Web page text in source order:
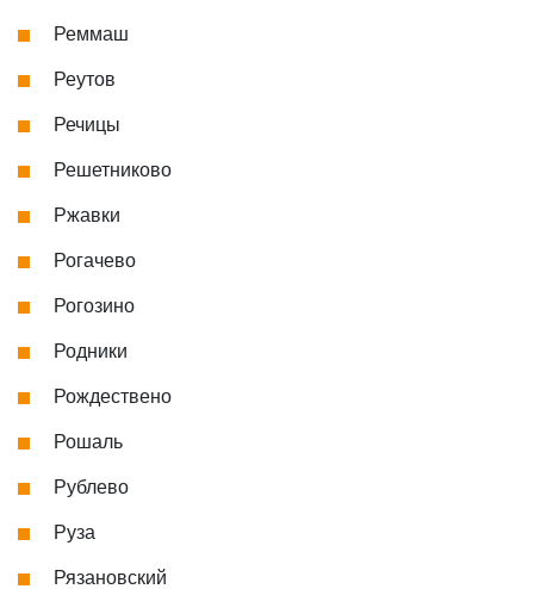
Реммаш
Реутов
Речицы
Решетниково
Ржавки
Рогачево
Рогозино
Родники
Рождествено
Рошаль
Рублево
Руза
Рязановский